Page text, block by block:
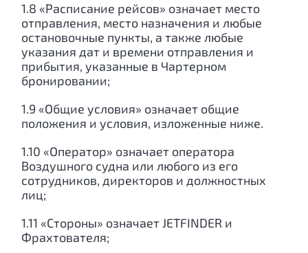
1.8 «Расписание рейсов» означает место
отправления, место назначения и любые
остановочные пункты, а также любые
указания дат и времени отправления и
прибытия, указанные в Чартерном
бронировании;
1.9 «Общие условия» означает общие
положения и условия, изложенные ниже.
1.10 «Оператор» означает оператора
Воздушного судна или любого из его
сотрудников, директоров и должностных
лиц;
1.11 «Стороны» означает JETFINDER и
Фрахтователя;